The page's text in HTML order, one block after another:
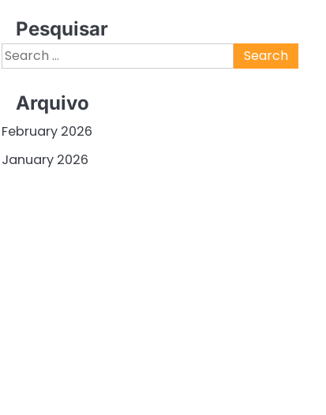
Pesquisar
Search
for:
Arquivo
February 2026
January 2026